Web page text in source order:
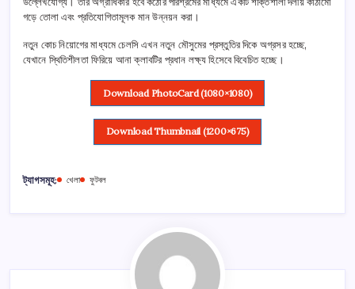
গড়ে তোলা এবং প্রতিযোগিতামূলক মান উন্নয়ন করা।
নতুন কোচ নিয়োগের মাধ্যমে চেলসি এখন নতুন মৌসুমের প্রস্তুতির দিকে অগ্রসর হচ্ছে,
যেখানে স্থিতিশীলতা ফিরিয়ে আনা ক্লাবটির প্রধান লক্ষ্য হিসেবে বিবেচিত হচ্ছে।
Download PhotoCard (1080×1080)
Download Thumbnail (1200×675)
ট্যাগসমূহ: খেলা ফুটবল